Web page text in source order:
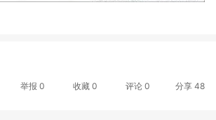
举报 0 收藏 0 评论 0 分享 48